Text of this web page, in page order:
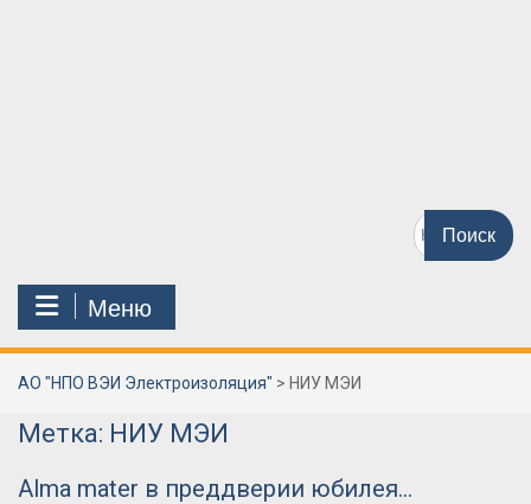
Поиск
по:
Меню
АО "НПО ВЭИ Электроизоляция" > НИУ МЭИ
Метка: НИУ МЭИ
Alma mater в преддверии юбилея…